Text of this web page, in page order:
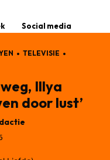
Social media
TELEVISIE
Illya
door lust’